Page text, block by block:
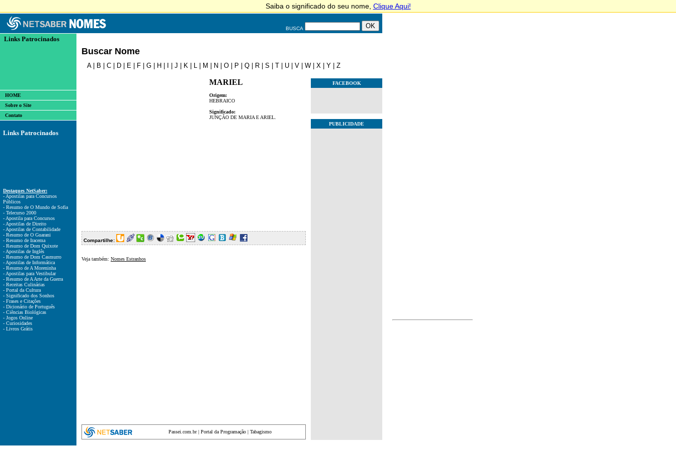
BUSCA
Links Patrocinados
HOME
Sobre o Site
Contato
Links Patrocinados
Destaques NetSaber:
- Apostilas para Concursos
Públicos
- Resumo de O Mundo de Sofia
- Telecurso 2000
- Apostila para Concursos
- Apostilas de Direito
- Apostilas de Contabilidade
- Resumo de O Guarani
- Resumo de Iracema
- Resumo de Dom Quixote
- Apostilas de Inglês
- Resumo de Dom Casmurro
- Apostilas de Informática
- Resumo de A Moreninha
- Apostilas para Vestibular
- Resumo de A Arte da Guerra
- Receitas Culinárias
- Portal da Cultura
- Significado dos Sonhos
- Frases e Citações
- Dicionário de Português
- Ciências Biológicas
- Jogos Online
- Curiosidades
- Livros Grátis
Buscar Nome
A| B C D E F G H J K L M N O P Q R S T U V W X Y Z
MARIEL
Origem:
HEBRAICO
Significado:
JUNÇÃO DE MARIA E ARIEL.
Compartilhe:
Veja também: Nomes Estranhos
Passei.com.br| Portal da Programação| Tabagismo
FACEBOOK
PUBLICIDADE